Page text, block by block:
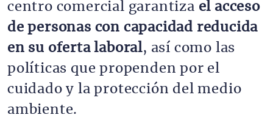
centro comercial garantiza el acceso
de personas con capacidad reducida
en su oferta laboral, así como las
políticas que propenden por el
cuidado y la protección del medio
ambiente.